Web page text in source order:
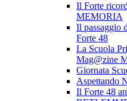
Il Forte
MEMORIA
Il passaggio
Forte 48
La Scuola
Mag@zine
Giornata
Aspettando
Il Forte 48